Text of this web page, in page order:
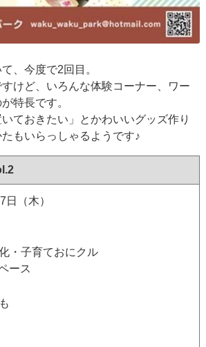
、今度で2回目。
けど、いろんな体験コーナー、ワー
特長です。
いておきたい」とかわいいグッズ作り
もいらっしゃるようです♪
（木）
・子育ておにクル
ース